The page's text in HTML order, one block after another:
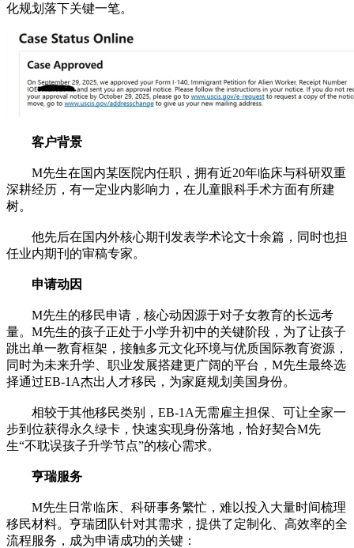
化规划落下关键一笔。
客户背景
M先生在国内某医院内任职，拥有近20年临床与科研双重
深耕经历，有一定业内影响力，在儿童眼科手术方面有所建
树。
他先后在国内外核心期刊发表学术论文十余篇，同时也担
任业内期刊的审稿专家。
申请动因
M先生的移民申请，核心动因源于对子女教育的长远考
量。M先生的孩子正处于小学升初中的关键阶段，为了让孩子
跳出单一教育框架，接触多元文化环境与优质国际教育资源，
同时为未来升学、职业发展搭建更广阔的平台，M先生最终选
择通过EB-1A杰出人才移民，为家庭规划美国身份。
相较于其他移民类别，EB-1A无需雇主担保、可让全家一
步到位获得永久绿卡，快速实现身份落地，恰好契合M先
生“不耽误孩子升学节点”的核心需求。
亨瑞服务
M先生日常临床、科研事务繁忙，难以投入大量时间梳理
移民材料。亨瑞团队针对其需求，提供了定制化、高效率的全
流程服务，成为申请成功的关键：